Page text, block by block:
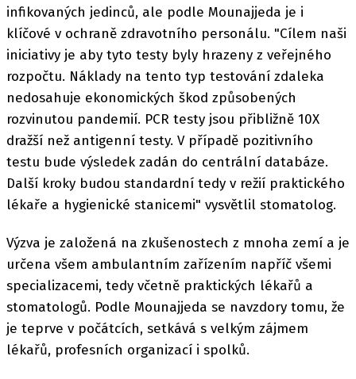
infikovaných jedinců, ale podle Mounajjeda je i
klíčové v ochraně zdravotního personálu. "Cílem naši
iniciativy je aby tyto testy byly hrazeny z veřejného
rozpočtu. Náklady na tento typ testování zdaleka
nedosahuje ekonomických škod způsobených
rozvinutou pandemií. PCR testy jsou přibližně 10X
dražší než antigenní testy. V případě pozitivního
testu bude výsledek zadán do centrální databáze.
Další kroky budou standardní tedy v režií praktického
lékaře a hygienické stanicemi" vysvětlil stomatolog.
Výzva je založená na zkušenostech z mnoha zemí a je
určena všem ambulantním zařízením napříč všemi
specializacemi, tedy včetně praktických lékařů a
stomatologů. Podle Mounajjeda se navzdory tomu, že
je teprve v počátcích, setkává s velkým zájmem
lékařů, profesních organizací i spolků.